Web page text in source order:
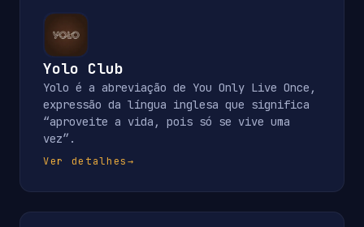
Yolo Club
Yolo é a abreviação de You Only Live Once,
expressão da língua inglesa que significa
“aproveite a vida, pois só se vive uma
vez”.
Ver detalhes→